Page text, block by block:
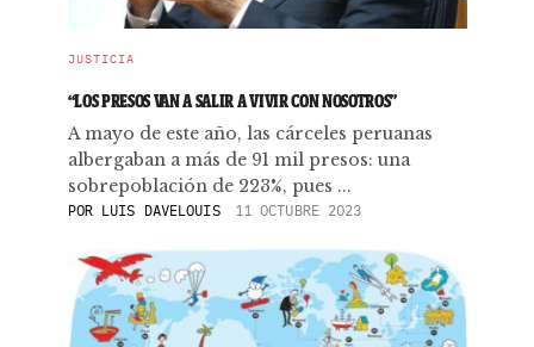
JUSTICIA
“LOS PRESOS VAN A SALIR A VIVIR CON NOSOTROS”
A mayo de este año, las cárceles peruanas
albergaban a más de 91 mil presos: una
sobrepoblación de 223%, pues ...
PORLUIS DAVELOUIS 11 OCTUBRE 2023